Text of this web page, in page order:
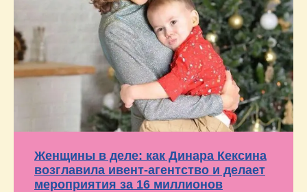
Женщины в деле: как Динара Кексина
возглавила ивент-агентство и делает
мероприятия за 16 миллионов